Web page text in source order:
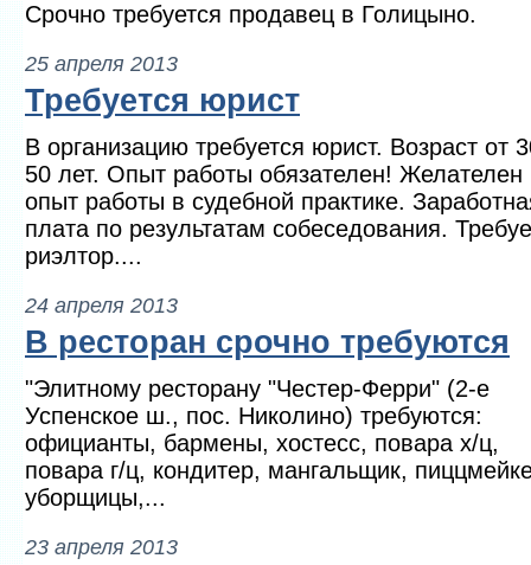
Срочно требуется продавец в Голицыно.
25 апреля 2013
Требуется юрист
В организацию требуется юрист. Возраст от
50 лет. Опыт работы обязателен! Желателен
опыт работы в судебной практике.
плата по результатам собеседования.
риэлтор....
24 апреля 2013
В ресторан срочно требуются
"Элитному ресторану "Честер-Ферри" (2-е
Успенское ш., пос. Николино) требуются:
официанты, бармены, хостесс, повара х/ц,
повара г/ц, кондитер, мангальщик,
уборщицы,...
23 апреля 2013